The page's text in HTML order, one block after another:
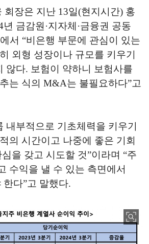
회장은 지난 13일(현지시간) 홍
년 금감원·지자체·금융권 공동
서 “비은행 부문에 관심이 있는
외형 성장이나 규모를 키우기
않다. 보험이 약하니 보험사를
는 식의 M&A는 불필요하다”고
내부적으로 기초체력을 키우기
의 시간이고 나중에 좋은 기회
을 갖고 시도할 것”이라며 “주
수익을 낼 수 있는 측면에서
다”고 말했다.